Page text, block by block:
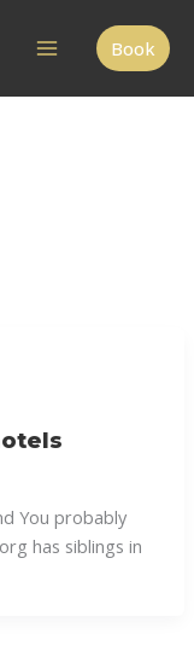
Book
You probably
has siblings in